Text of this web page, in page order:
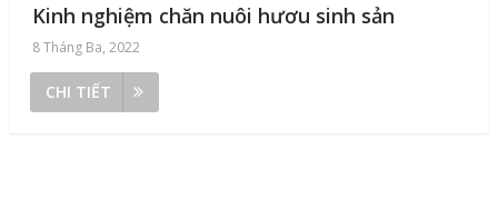
Kinh nghiệm chăn nuôi hươu sinh sản
8 Tháng Ba, 2022
CHI TIẾT